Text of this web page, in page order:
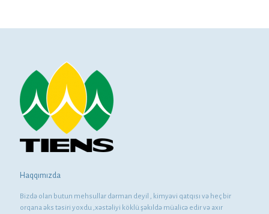
Haqqımızda
Bizdə olan butun mehsullar dərman deyil , kimyəvi qatqısı və heç bir
orqana əks təsiri yoxdu ,xəstəliyi köklü şəkıldə müalicə edir və axır